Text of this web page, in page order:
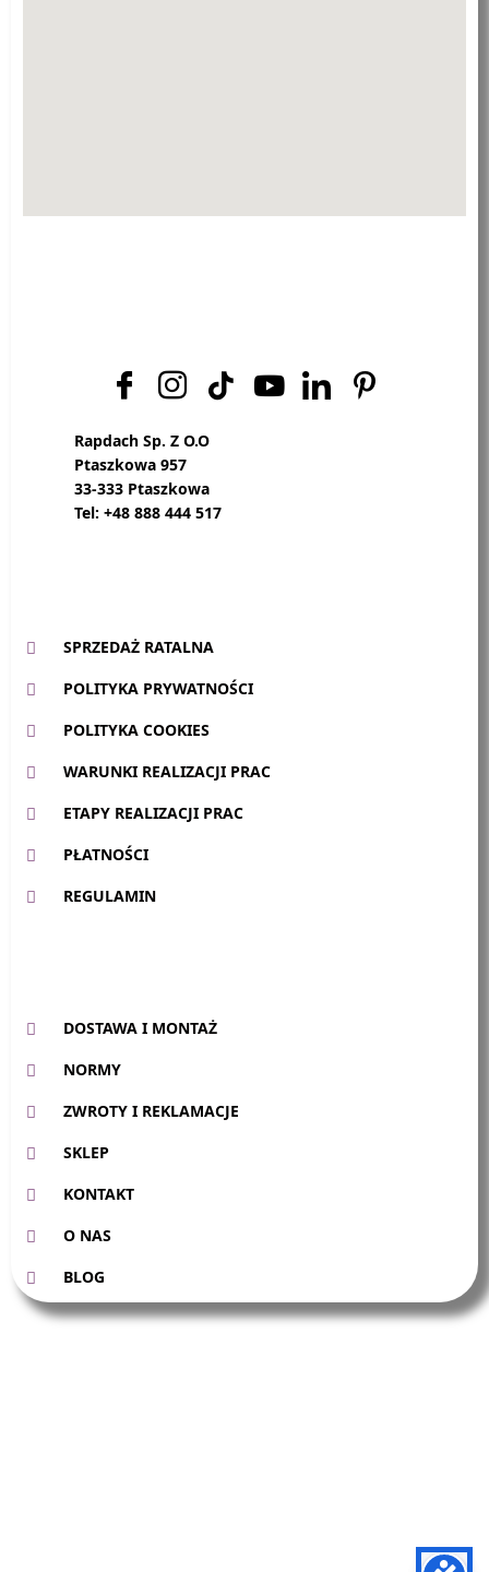
Rapdach Sp. Z O.O
Ptaszkowa 957
33-333 Ptaszkowa
Tel: +48 888 444 517
SPRZEDAŻ RATALNA
POLITYKA PRYWATNOŚCI
POLITYKA COOKIES
WARUNKI REALIZACJI PRAC
ETAPY REALIZACJI PRAC
PŁATNOŚCI
REGULAMIN
DOSTAWA I MONTAŻ
NORMY
ZWROTY I REKLAMACJE
SKLEP
KONTAKT
O NAS
BLOG